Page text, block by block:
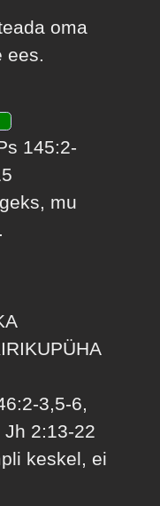
oma
ees.
145:2-
mu
3,5-6,
Jh 2:13-22
keskel, ei